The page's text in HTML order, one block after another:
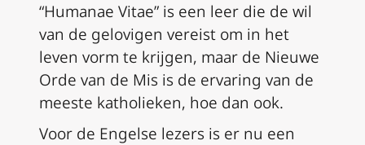
“Humanae Vitae” is een leer die de wil
van de gelovigen vereist om in het
leven vorm te krijgen, maar de Nieuwe
Orde van de Mis is de ervaring van de
meeste katholieken, hoe dan ook.
Voor de Engelse lezers is er nu een